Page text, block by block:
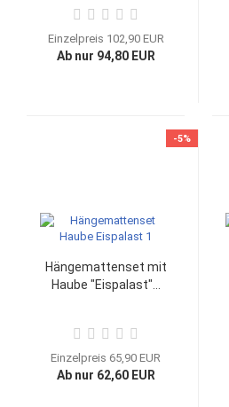
Einzelpreis 102,90 EUR
Ab nur 94,80 EUR
-5%
Hängemattenset mit
Haube "Eispalast"...
Einzelpreis 65,90 EUR
Ab nur 62,60 EUR